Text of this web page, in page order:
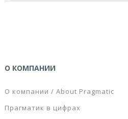
О КОМПАНИИ
О компании / About Pragmatic
Прагматик в цифрах